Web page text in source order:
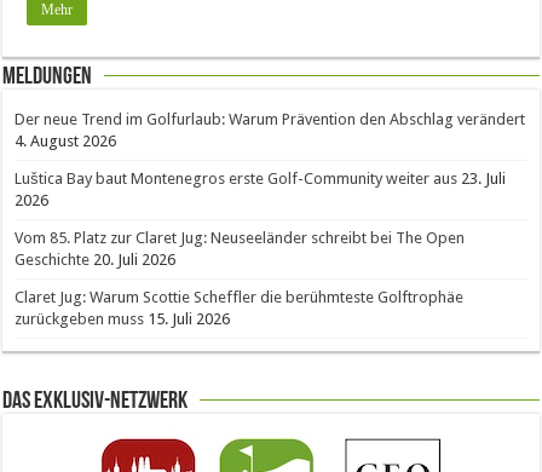
Mehr
Meldungen
Der neue Trend im Golfurlaub: Warum Prävention den Abschlag verändert
4. August 2026
Luštica Bay baut Montenegros erste Golf-Community weiter aus 23. Juli
2026
Vom 85. Platz zur Claret Jug: Neuseeländer schreibt bei The Open
Geschichte 20. Juli 2026
Claret Jug: Warum Scottie Scheffler die berühmteste Golftrophäe
zurückgeben muss 15. Juli 2026
Das Exklusiv-Netzwerk